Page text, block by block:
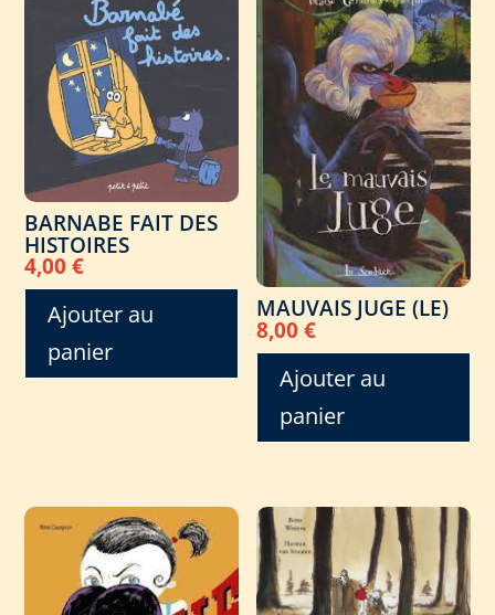
BARNABE FAIT DES
HISTOIRES
4,00€
Ajouter au
panier
MAUVAIS JUGE (LE)
8,00€
Ajouter au
panier